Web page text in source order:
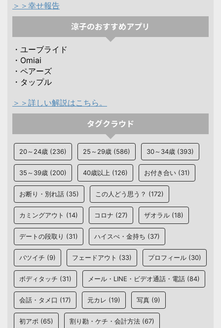
＞＞幸せ報告
涼子のおすすめアプリ
・ユーブライド
・Omiai
・ペアーズ
・タップル
＞＞詳しい解説はこちら。
タグクラウド
20～24歳 (236) 25～29歳 (586) 30～34歳 (393)
35～39歳 (200) 40歳以上 (126) お付き合い (31)
お断り・別れ話 (35) この人どう思う？ (172)
カミングアウト (14) コロナ (27) ザオラル (18)
デートの段取り (31) ハイスぺ・金持ち (37)
バツイチ (9) フェードアウト (33) プロフィール (30)
ボディタッチ (31) メール・LINE・ビデオ通話・電話 (84)
会話・タメ口 (17) 元カレ (19) 写真 (9)
初アポ (65) 割り勘・ケチ・会計方法 (67)